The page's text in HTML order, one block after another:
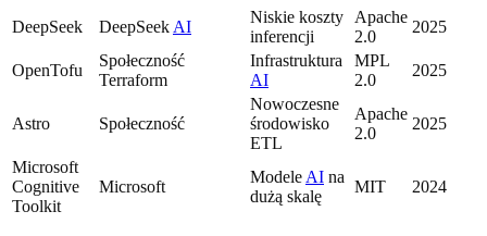
DeepSeek DeepSeek AI
Niskie koszty
inferencji
Apache
2.0
2025
OpenTofu
Społeczność
Terraform
Infrastruktura
AI
MPL
2.0
2025
Astro Społeczność
Nowoczesne
środowisko
ETL
Apache
2.0
2025
Microsoft
Cognitive
Toolkit
Microsoft
Modele AI na
dużą skalę
MIT 2024